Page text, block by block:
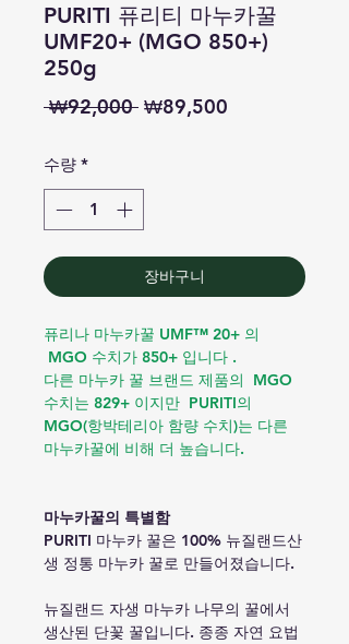
PURITI 퓨리티 마누카꿀
UMF20+ (MGO 850+)
250g
₩92,000 일
₩89,500
수량 *
장바구니
퓨리나 마누카꿀 UMF™ 20+ 의
MGO 수치가 850+ 입니다 .
다른 마누카 꿀 브랜드 제품의 MGO
수치는 829+ 이지만 PURITI의
MGO(항박테리아 함량 수치)는 다른
마누카꿀에 비해 더 높습니다.
마누카꿀의 특별함
PURITI 마누카 꿀은 100% 뉴질랜드산
생 정통 마누카 꿀로 만들어졌습니다.
뉴질랜드 자생 마누카 나무의 꿀에서
생산된 단꽃 꿀입니다. 종종 자연 요법